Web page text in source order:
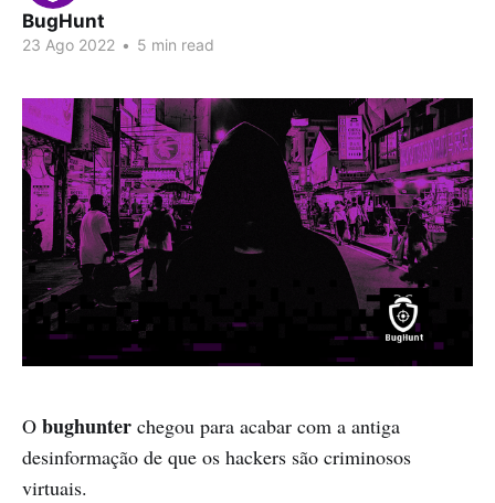
BugHunt
23 Ago 2022 • 5 min read
O bughunter chegou para acabar com a antiga
desinformação de que os hackers são criminosos
virtuais.